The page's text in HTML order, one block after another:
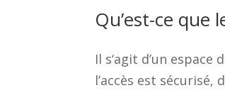
Qu’est-ce que
Il s‘agit d’un
l’accès est